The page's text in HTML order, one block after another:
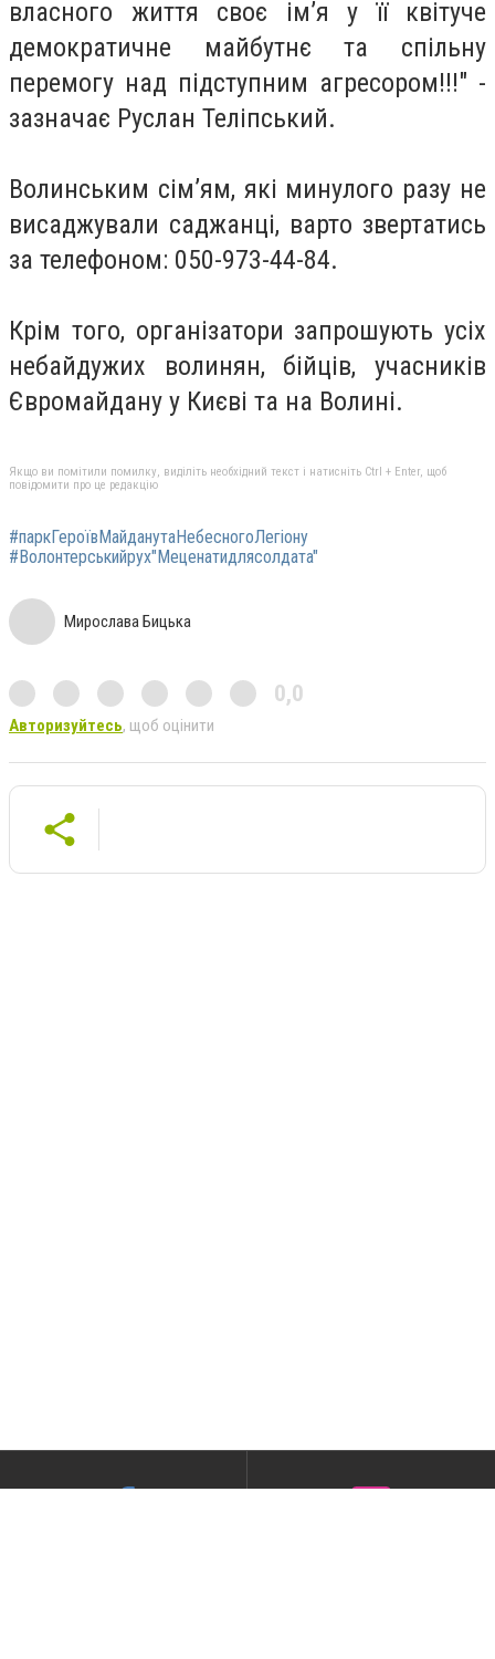
власного життя своє ім’я у її квітуче
демократичне майбутнє та спільну
перемогу над підступним агресором!!!" -
зазначає Руслан Теліпський.
Волинським сім’ям, які минулого разу не
висаджували саджанці, варто звертатись
за телефоном: 050-973-44-84.
Крім того, організатори запрошують усіх
небайдужих волинян, бійців, учасників
Євромайдану у Києві та на Волині.
Якщо ви помітили помилку, виділіть необхідний текст і натисніть Ctrl + Enter, щоб
повідомити про це редакцію
#паркГероївМайданутаНебесногоЛегіону
#Волонтерськийрух"Мeцeнaтидлясoлдaтa"
Мирослава Бицька
0,0
Авторизуйтесь, щоб оцінити